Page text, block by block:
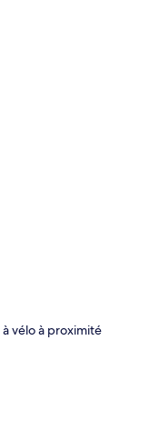
vélo à proximité